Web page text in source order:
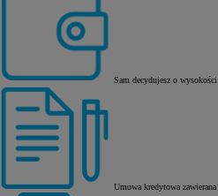
Sam decydujesz o wysokości
Umowa kredytowa